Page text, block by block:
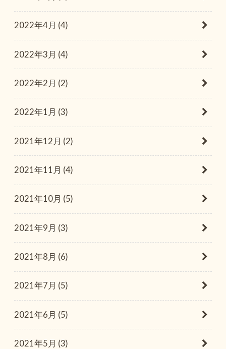
2022年4月 (4)
2022年3月 (4)
2022年2月 (2)
2022年1月 (3)
2021年12月 (2)
2021年11月 (4)
2021年10月 (5)
2021年9月 (3)
2021年8月 (6)
2021年7月 (5)
2021年6月 (5)
2021年5月 (3)